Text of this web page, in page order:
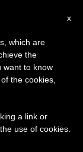
x
which are
the
want to know
the cookies,
a link or
use of cookies.